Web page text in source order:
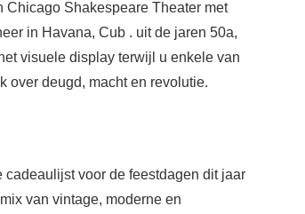
Chicago Shakespeare Theater met
in Havana, Cub . uit de jaren 50a,
over deugd, macht en revolutie.
cadeaulijst voor de feestdagen dit jaar
van vintage, moderne en